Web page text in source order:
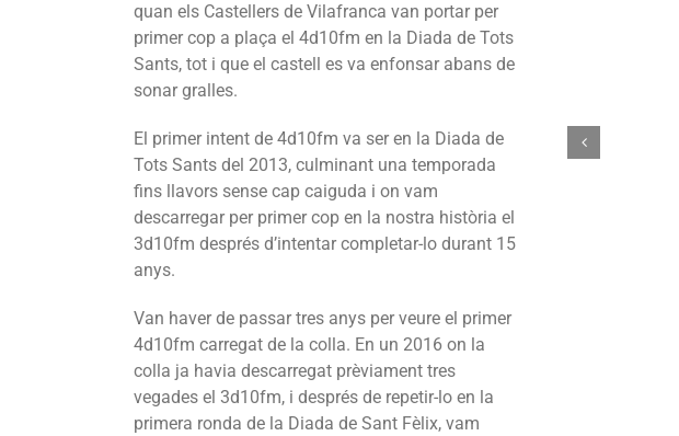
quan els Castellers de Vilafranca van portar per
primer cop a plaça el 4d10fm en la Diada de Tots
Sants, tot i que el castell es va enfonsar abans de
sonar gralles.
El primer intent de 4d10fm va ser en la Diada de
Tots Sants del 2013, culminant una temporada
fins llavors sense cap caiguda i on vam
descarregar per primer cop en la nostra història el
3d10fm després d’intentar completar-lo durant 15
anys.
Van haver de passar tres anys per veure el primer
4d10fm carregat de la colla. En un 2016 on la
colla ja havia descarregat prèviament tres
vegades el 3d10fm, i després de repetir-lo en la
primera ronda de la Diada de Sant Fèlix, vam